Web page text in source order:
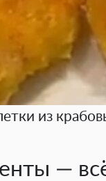
из
—